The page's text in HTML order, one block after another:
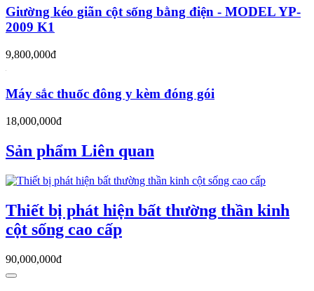
Giường kéo giãn cột sống bằng điện - MODEL YP-
2009 K1
9,800,000đ
Máy sắc thuốc đông y kèm đóng gói
18,000,000đ
Sản phẩm Liên quan
Thiết bị phát hiện bất thường thần kinh
cột sống cao cấp
90,000,000đ